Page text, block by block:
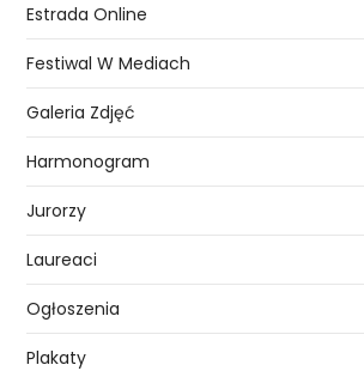
Estrada Online
Festiwal W Mediach
Galeria Zdjęć
Harmonogram
Jurorzy
Laureaci
Ogłoszenia
Plakaty